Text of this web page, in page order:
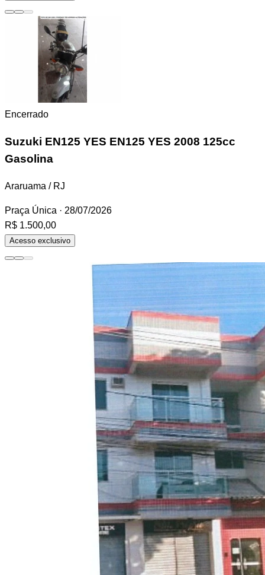
Encerrado
Suzuki EN125 YES EN125 YES 2008 125cc
Gasolina
Araruama / RJ
Praça Única · 28/07/2026
R$ 1.500,00
Acesso exclusivo